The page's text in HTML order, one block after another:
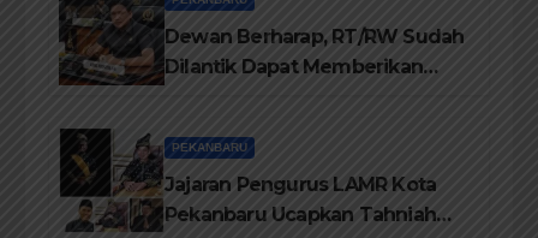
Dewan Berharap, RT/RW Sudah
Dilantik Dapat Memberikan
PEKANBARU
Jajaran Pengurus LAMR Kota
Pekanbaru Ucapkan Tahniah